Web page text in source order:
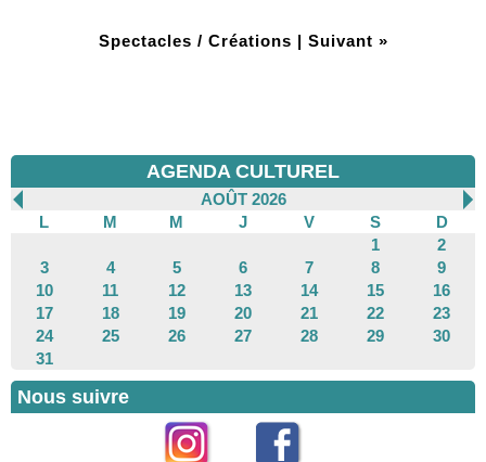
Spectacles / Créations | Suivant »
AGENDA CULTUREL
AOÛT 2026
L
M M J V S
D
1
2
3
4 5 6 7 8
9
10
11 12 13 14 15
16
17
18 19 20 21 22
23
24
25 26 27 28 29
30
31
Nous suivre